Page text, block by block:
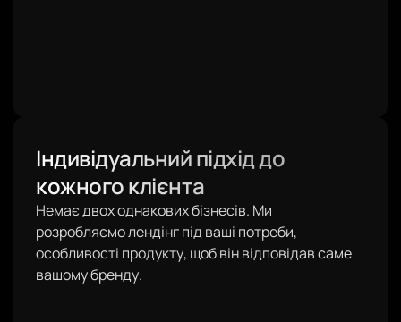
Індивідуальний підхід до
кожного клієнта
Немає двох однакових бізнесів. Ми
розробляємо лендінг під ваші потреби,
особливості продукту, щоб він відповідав саме
вашому бренду.